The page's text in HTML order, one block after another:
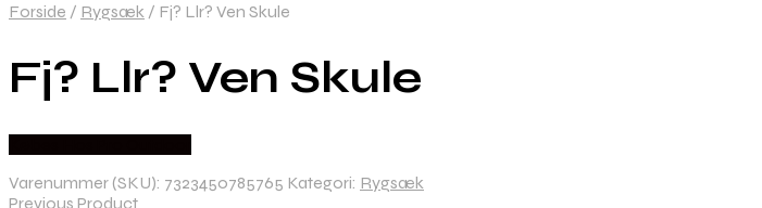
Forside / Rygsæk / Fj? Llr? Ven Skule
Fj? Llr? Ven Skule
Varenummer (SKU): 7323450785765 Kategori: Rygsæk
Previous Product